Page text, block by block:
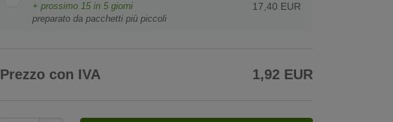
+ prossimo 15 in 5 giorni
preparato da pacchetti più piccoli
17,40 EUR
Prezzo con IVA 1,92 EUR